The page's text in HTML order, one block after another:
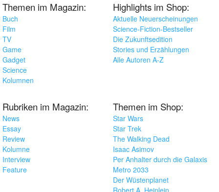
Themen im Magazin:
Buch
Film
TV
Game
Gadget
Science
Kolumnen
Highlights im Shop:
Aktuelle Neuerscheinungen
Science-Fiction-Bestseller
Die Zukunftsedition
Stories und Erzählungen
Alle Autoren A-Z
Rubriken im Magazin:
News
Essay
Review
Kolumne
Interview
Feature
Themen im Shop:
Star Wars
Star Trek
The Walking Dead
Isaac Asimov
Per Anhalter durch die Galaxis
Metro 2033
Der Wüstenplanet